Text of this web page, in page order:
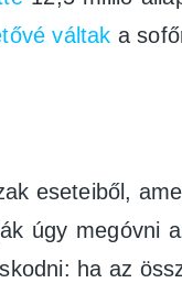
váltak a
eseteiből,
úgy
ha az